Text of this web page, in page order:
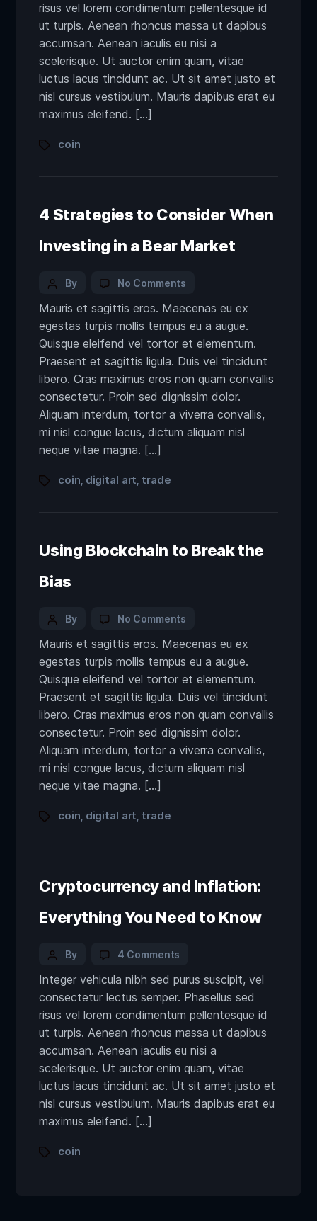
risus vel lorem condimentum pellentesque id
ut turpis. Aenean rhoncus massa ut dapibus
accumsan. Aenean iaculis eu nisi a
scelerisque. Ut auctor enim quam, vitae
luctus lacus tincidunt ac. Ut sit amet justo et
nisl cursus vestibulum. Mauris dapibus erat eu
maximus eleifend. […]
coin
4 Strategies to Consider When
Investing in a Bear Market
By No Comments
Mauris et sagittis eros. Maecenas eu ex
egestas turpis mollis tempus eu a augue.
Quisque eleifend vel tortor et elementum.
Praesent et sagittis ligula. Duis vel tincidunt
libero. Cras maximus eros non quam convallis
consectetur. Proin sed dignissim dolor.
Aliquam interdum, tortor a viverra convallis,
mi nisl congue lacus, dictum aliquam nisl
neque vitae magna. […]
coin digital art trade
Using Blockchain to Break the
Bias
By No Comments
Mauris et sagittis eros. Maecenas eu ex
egestas turpis mollis tempus eu a augue.
Quisque eleifend vel tortor et elementum.
Praesent et sagittis ligula. Duis vel tincidunt
libero. Cras maximus eros non quam convallis
consectetur. Proin sed dignissim dolor.
Aliquam interdum, tortor a viverra convallis,
mi nisl congue lacus, dictum aliquam nisl
neque vitae magna. […]
coin digital art trade
Cryptocurrency and Inflation:
Everything You Need to Know
By 4 Comments
Integer vehicula nibh sed purus suscipit, vel
consectetur lectus semper. Phasellus sed
risus vel lorem condimentum pellentesque id
ut turpis. Aenean rhoncus massa ut dapibus
accumsan. Aenean iaculis eu nisi a
scelerisque. Ut auctor enim quam, vitae
luctus lacus tincidunt ac. Ut sit amet justo et
nisl cursus vestibulum. Mauris dapibus erat eu
maximus eleifend. […]
coin